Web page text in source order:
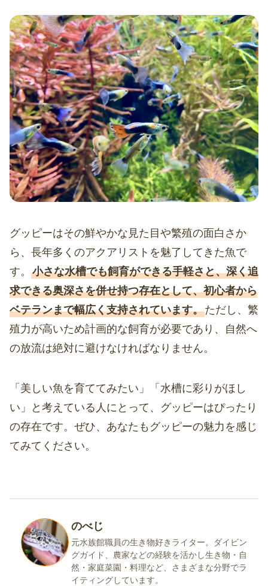
グッピーはその鮮やかな見た目や繁殖の面白さか
ら、長年多くのアクアリストを魅了してきた魚で
す。 小さな水槽でも飼育ができる手軽さと、深く追
求できる奥深さを併せ持つ存在として、初心者から
ベテランまで幅広く支持されています。ただし、繁
殖力が高いため計画的な飼育が必要であり、自然へ
の放流は絶対に避けなければなりません。
「美しい魚を育ててみたい」「水槽に彩りがほし
い」と考えている人にとって、グッピーはぴったり
の存在です。ぜひ、あなたもグッピーの魅力を感じ
てみてください。
のべじ
元水族館職員の生き物好きライター。ダイビン
グガイド、農家などの経験を活かし生き物・自
然・家庭菜園・料理など、さまざまな分野でラ
イティングしています。